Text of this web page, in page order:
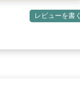
レビューを書